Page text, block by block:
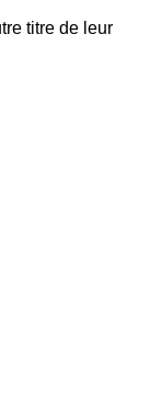
titre de leur